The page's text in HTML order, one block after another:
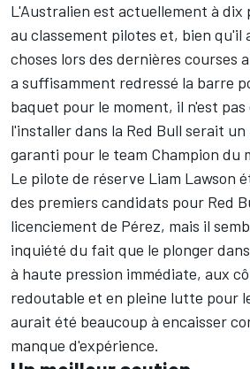
L'Australien est actuellement à dix
au classement pilotes et, bien qu'il
choses lors des dernières courses
a suffisamment redressé la barre
baquet pour le moment, il n'est
l'installer dans la Red Bull serait un
garanti pour le team Champion du
Le pilote de réserve Liam Lawson
des premiers candidats pour Red
licenciement de Pérez, mais il
inquiété du fait que le plonger
à haute pression immédiate, aux
redoutable et en pleine lutte pour
aurait été beaucoup à encaisser
manque d'expérience.